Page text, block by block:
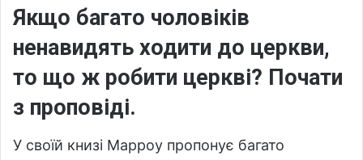
Якщо багато чоловіків
ненавидять ходити до церкви,
то що ж робити церкві? Почати
з проповіді.
У своїй книзі Марроу пропонує багато